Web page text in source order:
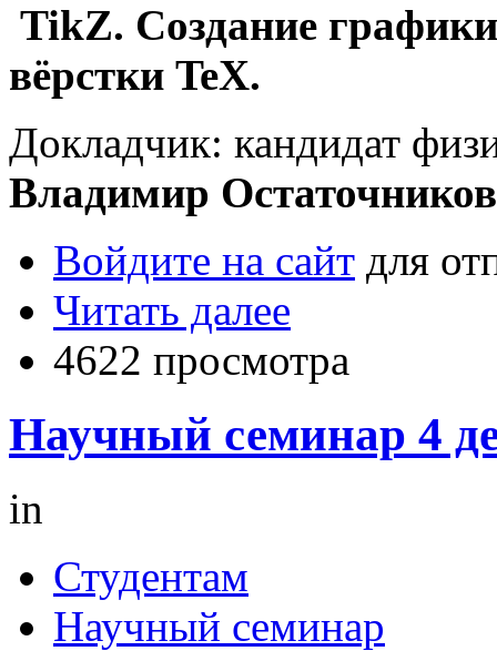
TikZ. Создание
вёрстки TeX.
Докладчик: кандидат
Владимир Остаточников
Войдите на сайт для
Читать далее
4622 просмотра
Научный семинар 4
in
Студентам
Научный семинар